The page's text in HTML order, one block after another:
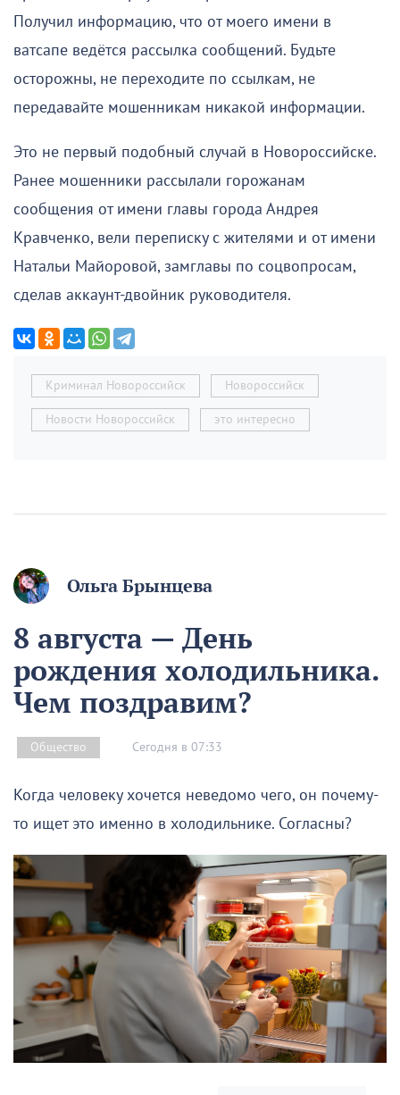
Получил информацию, что от моего имени в
ватсапе ведётся рассылка сообщений. Будьте
осторожны, не переходите по ссылкам, не
передавайте мошенникам никакой информации.
Это не первый подобный случай в Новороссийске.
Ранее мошенники рассылали горожанам
сообщения от имени главы города Андрея
Кравченко, вели переписку с жителями и от имени
Натальи Майоровой, замглавы по соцвопросам,
сделав аккаунт-двойник руководителя.
Криминал Новороссийск Новороссийск
Новости Новороссийск это интересно
Ольга Брынцева
8 августа — День
рождения холодильника.
Чем поздравим?
Общество Сегодня в 07:33
Когда человеку хочется неведомо чего, он почему-
то ищет это именно в холодильнике. Согласны?